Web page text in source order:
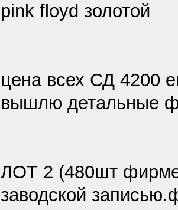
pink floyd золотой
цена всех СД 4200
вышлю детальные
ЛОТ 2 (480шт
заводской